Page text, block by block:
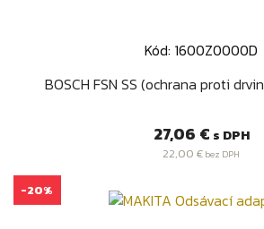
Kód: 1600Z0000D
BOSCH FSN SS (ochrana proti
Cena
27,06 € s DPH
22,00 € bez DPH
-20%